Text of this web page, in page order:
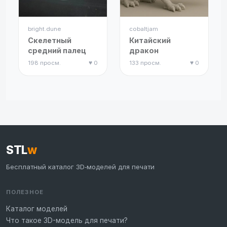
bright.dune
Скелетный
средний палец
198 просм. ♥ 0
cobaltjam
Китайский
дракон
133 просм. ♥ 0
STLw
Бесплатный каталог 3D‑моделей для печати
ПОЛЕЗНОЕ
Каталог моделей
Что такое 3D-модель для печати?